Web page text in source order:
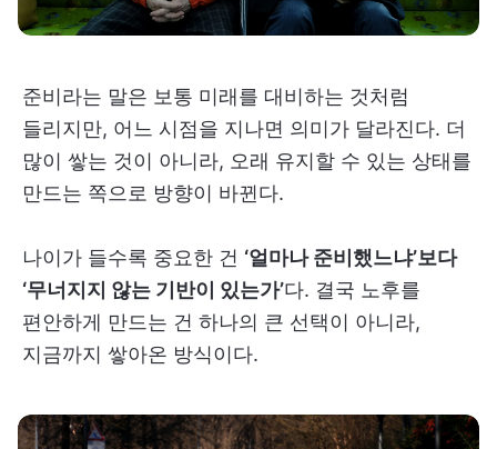
준비라는 말은 보통 미래를 대비하는 것처럼
들리지만, 어느 시점을 지나면 의미가 달라진다. 더
많이 쌓는 것이 아니라, 오래 유지할 수 있는 상태를
만드는 쪽으로 방향이 바뀐다.
나이가 들수록 중요한 건 ‘얼마나 준비했느냐’보다
‘무너지지 않는 기반이 있는가’다. 결국 노후를
편안하게 만드는 건 하나의 큰 선택이 아니라,
지금까지 쌓아온 방식이다.